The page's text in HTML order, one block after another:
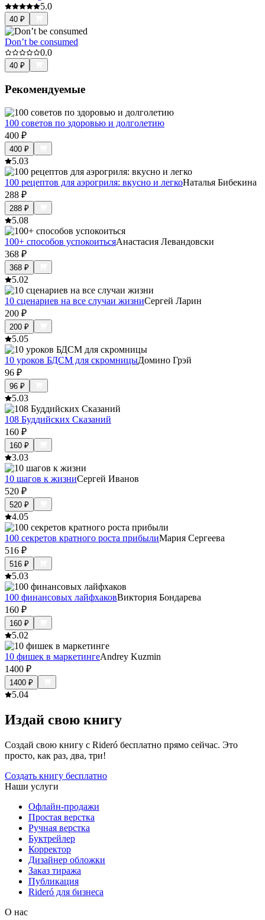
5.0
40 ₽
Don’t be consumed
0.0
40 ₽
Рекомендуемые
100 советов по здоровью и долголетию
400 ₽
400 ₽
5.03
100 рецептов для аэрогриля: вкусно и легкоНаталья Бибекина
288 ₽
288 ₽
5.08
100+ способов успокоитьсяАнастасия Левандовски
368 ₽
368 ₽
5.02
10 сценариев на все случаи жизниСергей Ларин
200 ₽
200 ₽
5.05
10 уроков БДСМ для скромницыДомино Грэй
96 ₽
96 ₽
5.03
108 Буддийских Сказаний
160 ₽
160 ₽
3.03
10 шагов к жизниСергей Иванов
520 ₽
520 ₽
4.05
100 секретов кратного роста прибылиМария Сергеева
516 ₽
516 ₽
5.03
100 финансовых лайфхаковВиктория Бондарева
160 ₽
160 ₽
5.02
10 фишек в маркетингеAndrey Kuzmin
1400 ₽
1400 ₽
5.04
Издай свою книгу
Создай свою книгу с Rideró бесплатно прямо сейчас. Это
просто, как раз, два, три!
Создать книгу бесплатно
Наши услуги
Офлайн-продажи
Простая верстка
Ручная верстка
Буктрейлер
Корректор
Дизайнер обложки
Заказ тиража
Публикация
Rideró для бизнеса
О нас